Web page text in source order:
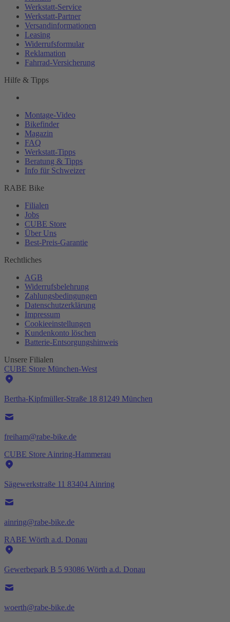
Werkstatt-Service
Werkstatt-Partner
Versandinformationen
Leasing
Widerrufsformular
Reklamation
Fahrrad-Versicherung
Hilfe & Tipps
Montage-Video
Bikefinder
Magazin
FAQ
Werkstatt-Tipps
Beratung & Tipps
Info für Schweizer
RABE Bike
Filialen
Jobs
CUBE Store
Über Uns
Best-Preis-Garantie
Rechtliches
AGB
Widerrufsbelehrung
Zahlungsbedingungen
Datenschutzerklärung
Impressum
Cookieeinstellungen
Kundenkonto löschen
Batterie-Entsorgungshinweis
Unsere Filialen
CUBE Store München-West
Bertha-Kipfmüller-Straße 18 81249 München
freiham@rabe-bike.de
CUBE Store Ainring-Hammerau
Sägewerkstraße 11 83404 Ainring
ainring@rabe-bike.de
RABE Wörth a.d. Donau
Gewerbepark B 5 93086 Wörth a.d. Donau
woerth@rabe-bike.de